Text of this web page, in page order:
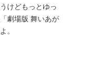
けどもっとゆっ
劇場版 舞いあが
。